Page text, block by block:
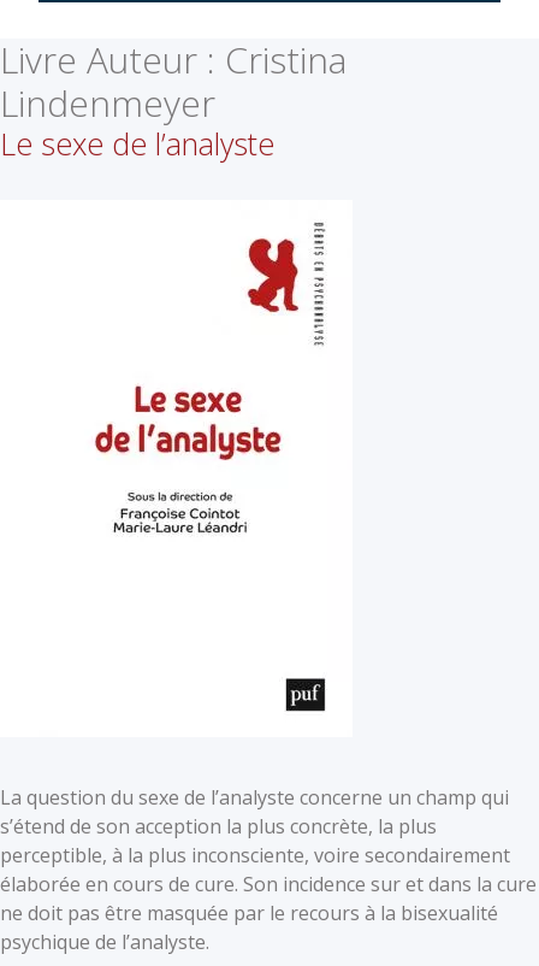
Livre Auteur : Cristina
Lindenmeyer
Le sexe de l’analyste
La question du sexe de l’analyste concerne un champ qui
s’étend de son acception la plus concrète, la plus
perceptible, à la plus inconsciente, voire secondairement
élaborée en cours de cure. Son incidence sur et dans la cure
ne doit pas être masquée par le recours à la bisexualité
psychique de l’analyste.